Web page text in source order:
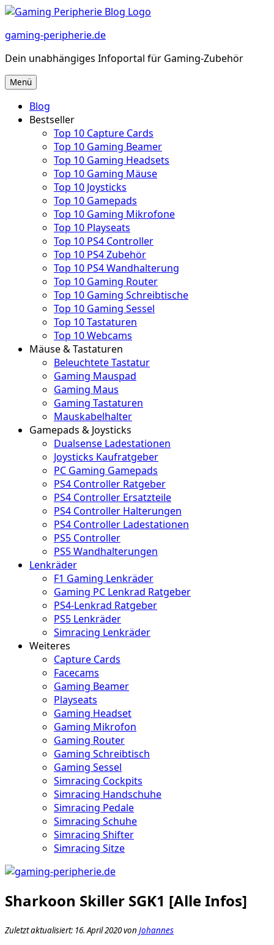
Zum
springen
gaming-peripherie.de
Dein unabhängiges Infoportal für Gaming-Zubehör
Menü
Blog
Bestseller
Top 10 Capture Cards
Top 10 Gaming Beamer
Top 10 Gaming Headsets
Top 10 Gaming Mäuse
Top 10 Joysticks
Top 10 Gamepads
Top 10 Gaming Mikrofone
Top 10 Playseats
Top 10 PS4 Controller
Top 10 PS4 Zubehör
Top 10 PS4 Wandhalterung
Top 10 Gaming Router
Top 10 Gaming Schreibtische
Top 10 Gaming Sessel
Top 10 Tastaturen
Top 10 Webcams
Mäuse & Tastaturen
Beleuchtete Tastatur
Gaming Mauspad
Gaming Maus
Gaming Tastaturen
Mauskabelhalter
Gamepads & Joysticks
Dualsense Ladestationen
Joysticks Kaufratgeber
PC Gaming Gamepads
PS4 Controller Ratgeber
PS4 Controller Ersatzteile
PS4 Controller Halterungen
PS4 Controller Ladestationen
PS5 Controller
PS5 Wandhalterungen
Lenkräder
F1 Gaming Lenkräder
Gaming PC Lenkrad Ratgeber
PS4-Lenkrad Ratgeber
PS5 Lenkräder
Simracing Lenkräder
Weiteres
Capture Cards
Facecams
Gaming Beamer
Playseats
Gaming Headset
Gaming Mikrofon
Gaming Router
Gaming Schreibtisch
Gaming Sessel
Simracing Cockpits
Simracing Handschuhe
Simracing Pedale
Simracing Schuhe
Simracing Shifter
Simracing Sitze
Sharkoon Skiller SGK1 [Alle Infos]
Zuletzt aktualisiert: 16. April 2020 von Johannes